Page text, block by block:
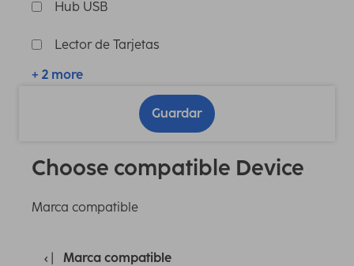
Hub USB
Lector de Tarjetas
+ 2 more
Guardar
Choose compatible Device
Marca compatible
Marca compatible